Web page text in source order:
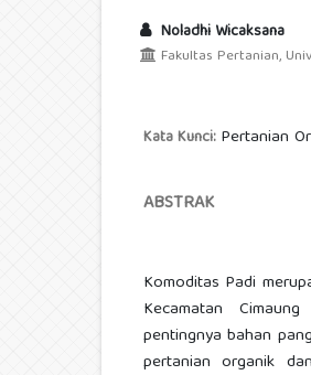
Noladhi Wicaksana
Fakultas Pertanian,
Kata Kunci: Pertanian
ABSTRAK
Komoditas Padi
Kecamatan
pentingnya bahan
pertanian organik